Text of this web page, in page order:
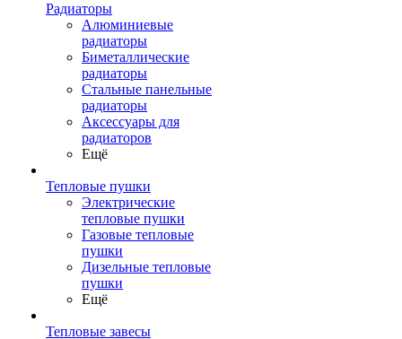
Радиаторы
Алюминиевые
радиаторы
Биметаллические
радиаторы
Стальные панельные
радиаторы
Аксессуары для
радиаторов
Ещё
Тепловые пушки
Электрические
тепловые пушки
Газовые тепловые
пушки
Дизельные тепловые
пушки
Ещё
Тепловые завесы